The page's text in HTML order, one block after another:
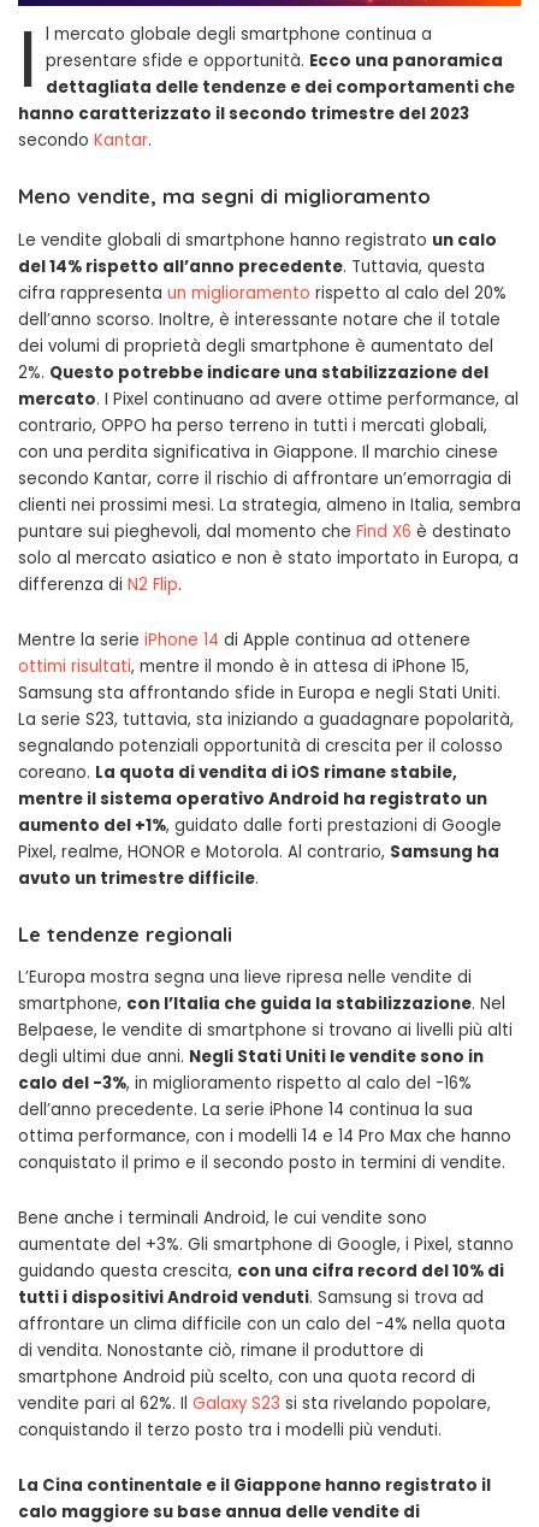
Businessman checking stock market online
I l mercato globale degli smartphone continua a
presentare sfide e opportunità. Ecco una panoramica
dettagliata delle tendenze e dei comportamenti che
hanno caratterizzato il secondo trimestre del 2023
secondo Kantar.
Meno vendite, ma segni di miglioramento
Le vendite globali di smartphone hanno registrato un calo
del 14% rispetto all’anno precedente. Tuttavia, questa
cifra rappresenta un miglioramento rispetto al calo del 20%
dell’anno scorso. Inoltre, è interessante notare che il totale
dei volumi di proprietà degli smartphone è aumentato del
2%. Questo potrebbe indicare una stabilizzazione del
mercato. I Pixel continuano ad avere ottime performance, al
contrario, OPPO ha perso terreno in tutti i mercati globali,
con una perdita significativa in Giappone. Il marchio cinese
secondo Kantar, corre il rischio di affrontare un’emorragia di
clienti nei prossimi mesi. La strategia, almeno in Italia, sembra
puntare sui pieghevoli, dal momento che Find X6 è destinato
solo al mercato asiatico e non è stato importato in Europa, a
differenza di N2 Flip.
Mentre la serie iPhone 14 di Apple continua ad ottenere
ottimi risultati, mentre il mondo è in attesa di iPhone 15,
Samsung sta affrontando sfide in Europa e negli Stati Uniti.
La serie S23, tuttavia, sta iniziando a guadagnare popolarità,
segnalando potenziali opportunità di crescita per il colosso
coreano. La quota di vendita di iOS rimane stabile,
mentre il sistema operativo Android ha registrato un
aumento del +1%, guidato dalle forti prestazioni di Google
Pixel, realme, HONOR e Motorola. Al contrario, Samsung ha
avuto un trimestre difficile.
Le tendenze regionali
L’Europa mostra segna una lieve ripresa nelle vendite di
smartphone, con l’Italia che guida la stabilizzazione. Nel
Belpaese, le vendite di smartphone si trovano ai livelli più alti
degli ultimi due anni. Negli Stati Uniti le vendite sono in
calo del -3%, in miglioramento rispetto al calo del -16%
dell’anno precedente. La serie iPhone 14 continua la sua
ottima performance, con i modelli 14 e 14 Pro Max che hanno
conquistato il primo e il secondo posto in termini di vendite.
Bene anche i terminali Android, le cui vendite sono
aumentate del +3%. Gli smartphone di Google, i Pixel, stanno
guidando questa crescita, con una cifra record del 10% di
tutti i dispositivi Android venduti. Samsung si trova ad
affrontare un clima difficile con un calo del -4% nella quota
di vendita. Nonostante ciò, rimane il produttore di
smartphone Android più scelto, con una quota record di
vendite pari al 62%. Il Galaxy S23 si sta rivelando popolare,
conquistando il terzo posto tra i modelli più venduti.
La Cina continentale e il Giappone hanno registrato il
calo maggiore su base annua delle vendite di